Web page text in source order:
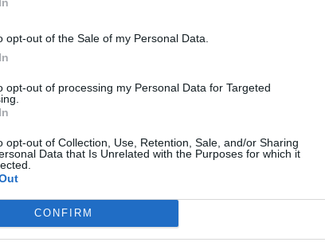
opt-out of the Sale of my Personal Data.
opt-out of processing my Personal Data for Targeted
opt-out of Collection, Use, Retention, Sale, and/or Sharing
Data that Is Unrelated with the Purposes for which it
CONFIRM
artistas más apoyados y visitados de esta